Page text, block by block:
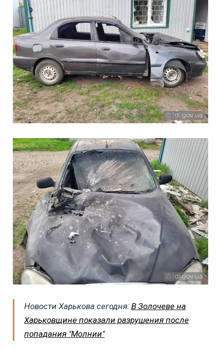
Новости Харькова сегодня: В Золочеве на
Харьковщине показали разрушения после
попадания "Молнии"